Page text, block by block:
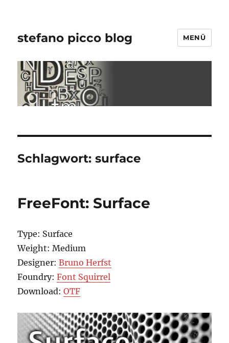
stefano picco blog MENÜ
Schlagwort:surface
FreeFont: Surface
Type: Surface
Weight: Medium
Designer:Bruno Herfst
Foundry:Font Squirrel
Download:OTF